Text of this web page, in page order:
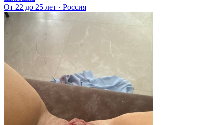
От 22 до 25 лет · Россия